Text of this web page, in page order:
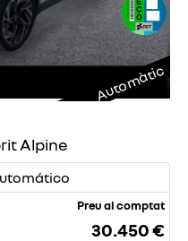
Automàtic
Alpine
Preu al comptat
30.450 €